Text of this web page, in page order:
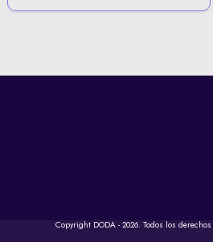
Copyright DODA - 2026. Todos los